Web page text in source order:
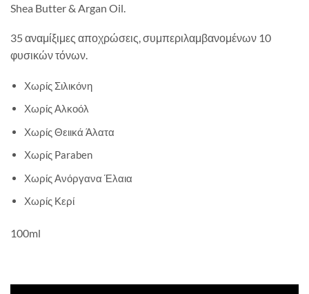
Shea Butter & Argan Oil.
35 αναμίξιμες αποχρώσεις, συμπεριλαμβανομένων 10
φυσικών τόνων.
Χωρίς Σιλικόνη
Χωρίς Αλκοόλ
Χωρίς Θειικά Άλατα
Χωρίς Paraben
Χωρίς Ανόργανα Έλαια
Χωρίς Κερί
100ml